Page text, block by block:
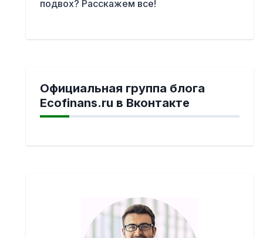
подвох? Расскажем все!
Официальная группа блога
Ecofinans.ru в Вконтакте